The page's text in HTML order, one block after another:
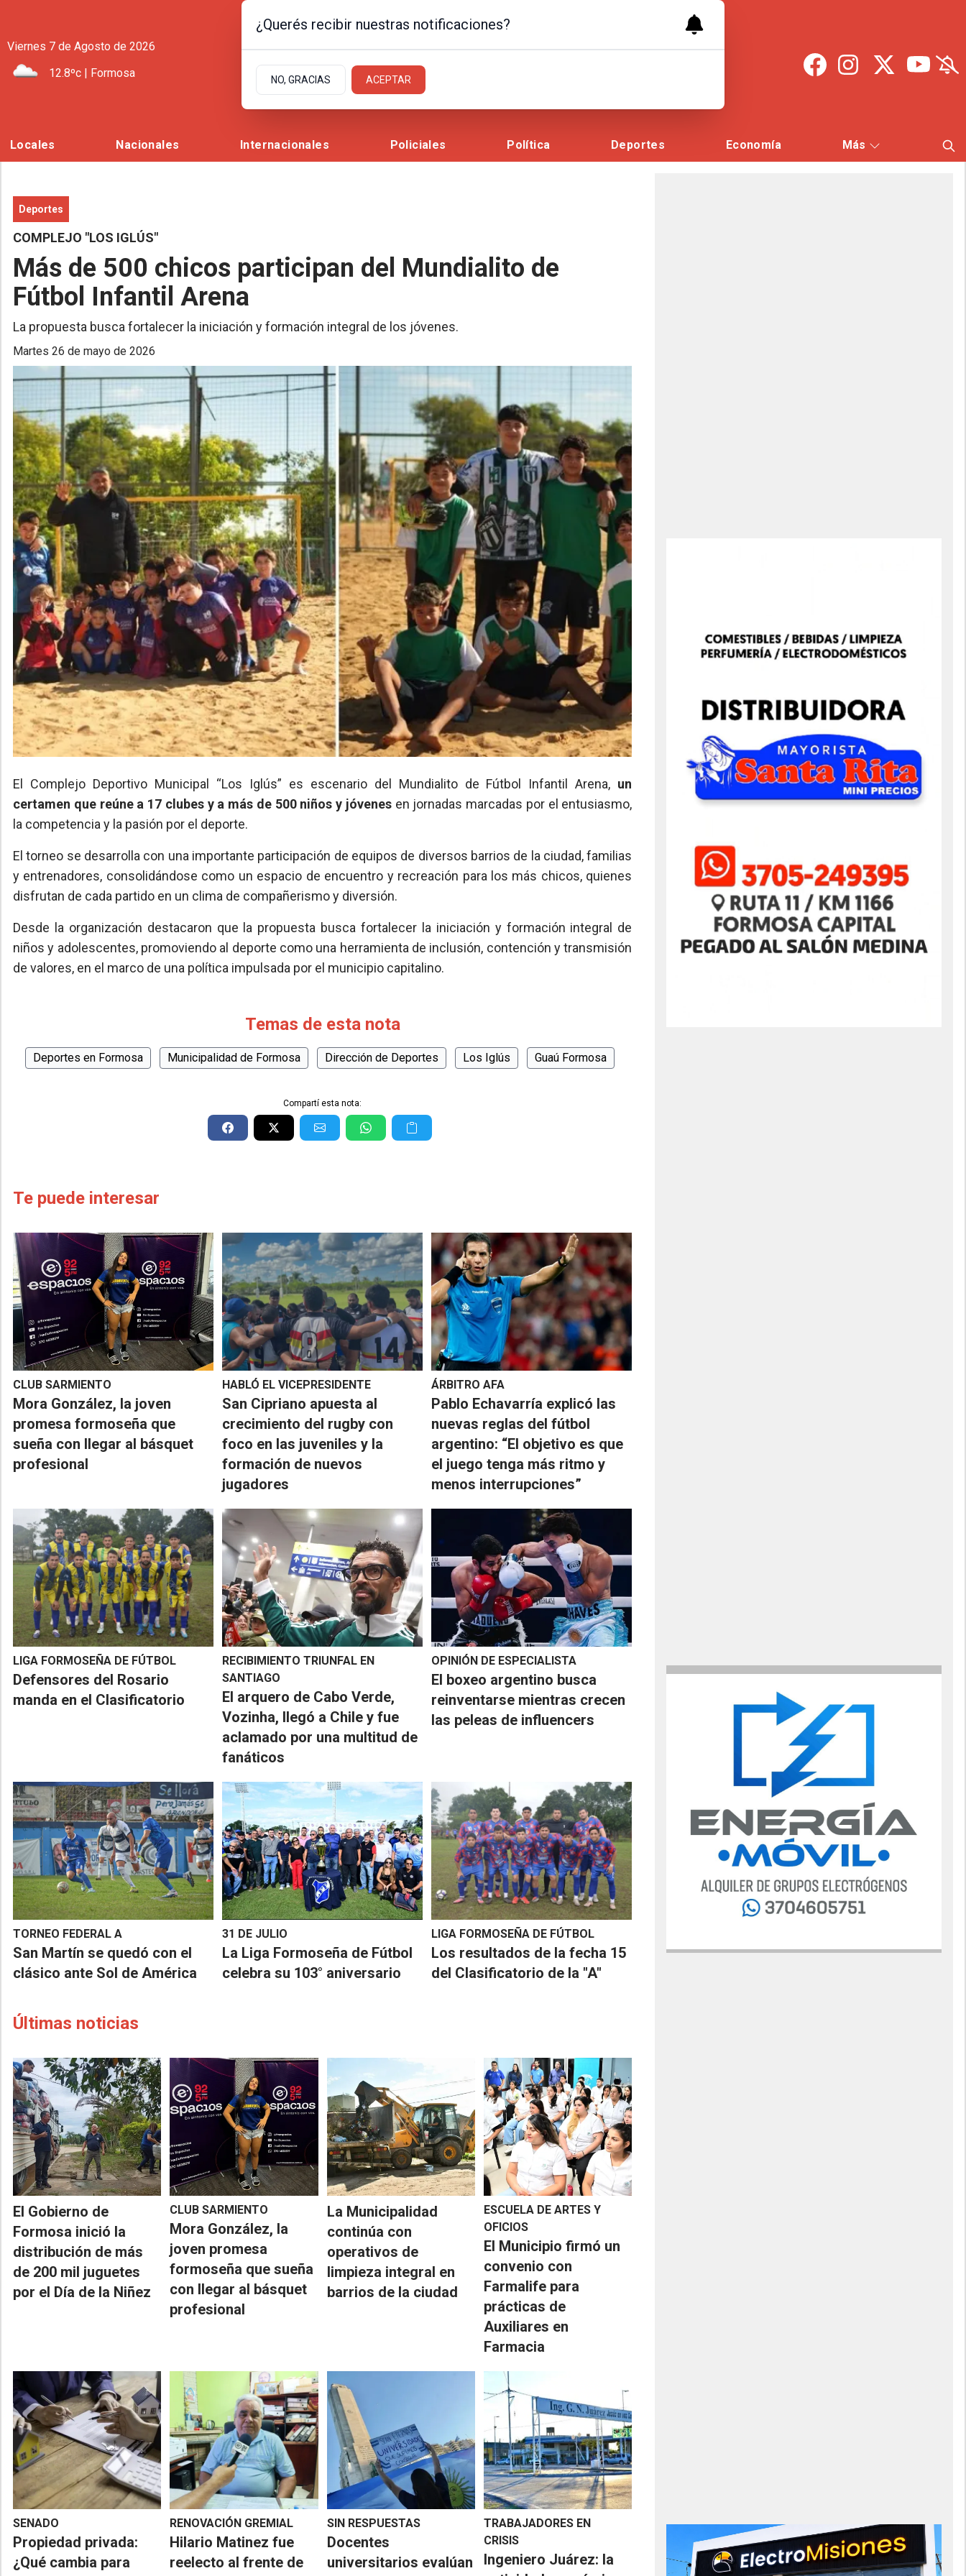
Viernes 7 de Agosto de 2026
12.8ºc | Formosa
Locales Nacionales Internacionales Policiales Política Deportes Economía Más
Deportes
COMPLEJO "LOS IGLÚS"
Más de 500 chicos participan del Mundialito de
Fútbol Infantil Arena
La propuesta busca fortalecer la iniciación y formación integral de los jóvenes.
martes 26 de mayo de 2026
El Complejo Deportivo Municipal “Los Iglús” es escenario del Mundialito de Fútbol Infantil Arena, un
certamen que reúne a 17 clubes y a más de 500 niños y jóvenesen jornadas marcadas por el entusiasmo,
la competencia y la pasión por el deporte.
El torneo se desarrolla con una importante participación de equipos de diversos barrios de la ciudad, familias
y entrenadores, consolidándose como un espacio de encuentro y recreación para los más chicos, quienes
disfrutan de cada partido en un clima de compañerismo y diversión.
Desde la organización destacaron que la propuesta busca fortalecer la iniciación y formación integral de
niños y adolescentes, promoviendo al deporte como una herramienta de inclusión, contención y transmisión
de valores, en el marco de una política impulsada por el municipio capitalino.
Temas de esta nota
Deportes en Formosa Municipalidad de Formosa Dirección de Deportes Los Iglús Guaú Formosa
Compartí esta nota:
Te puede interesar
CLUB SARMIENTO
Mora González, la joven
promesa formoseña que
sueña con llegar al básquet
profesional
HABLÓ EL VICEPRESIDENTE
San Cipriano apuesta al
crecimiento del rugby con
foco en las juveniles y la
formación de nuevos
jugadores
ÁRBITRO AFA
Pablo Echavarría explicó las
nuevas reglas del fútbol
argentino: “El objetivo es que
el juego tenga más ritmo y
menos interrupciones”
LIGA FORMOSEÑA DE FÚTBOL
Defensores del Rosario
manda en el Clasificatorio
RECIBIMIENTO TRIUNFAL EN
SANTIAGO
El arquero de Cabo Verde,
Vozinha, llegó a Chile y fue
aclamado por una multitud de
fanáticos
OPINIÓN DE ESPECIALISTA
El boxeo argentino busca
reinventarse mientras crecen
las peleas de influencers
TORNEO FEDERAL A
San Martín se quedó con el
clásico ante Sol de América
31 DE JULIO
La Liga Formoseña de Fútbol
celebra su 103° aniversario
LIGA FORMOSEÑA DE FÚTBOL
Los resultados de la fecha 15
del Clasificatorio de la "A"
Últimas noticias
El Gobierno de
Formosa inició la
distribución de más
de 200 mil juguetes
por el Día de la Niñez
CLUB SARMIENTO
Mora González, la
joven promesa
formoseña que sueña
con llegar al básquet
profesional
La Municipalidad
continúa con
operativos de
limpieza integral en
barrios de la ciudad
ESCUELA DE ARTES Y
OFICIOS
El Municipio firmó un
convenio con
Farmalife para
prácticas de
Auxiliares en
Farmacia
SENADO
Propiedad privada:
¿Qué cambia para
RENOVACIÓN GREMIAL
Hilario Matinez fue
reelecto al frente de
SIN RESPUESTAS
Docentes
universitarios evalúan
TRABAJADORES EN
CRISIS
Ingeniero Juárez: la
¿Querés recibir nuestras notificaciones?
NO, GRACIAS ACEPTAR